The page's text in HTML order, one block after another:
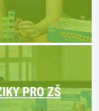
PRO ZŠ